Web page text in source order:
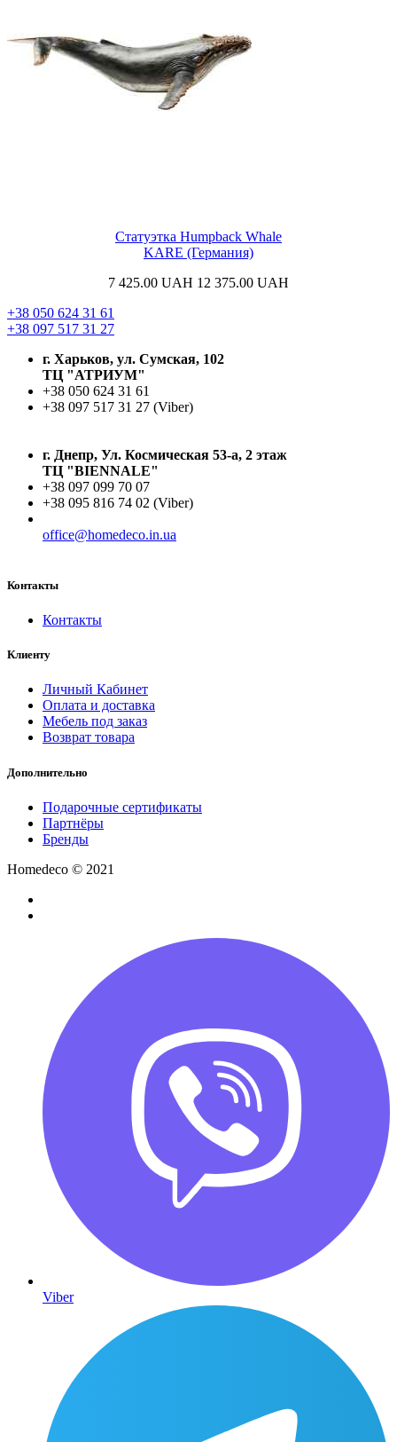
Статуэтка Humpback Whale
KARE (Германия)
7 425.00 UAH 12 375.00 UAH
+38 050 624 31 61
+38 097 517 31 27
г. Харьков, ул. Сумская, 102
ТЦ "АТРИУМ"
+38 050 624 31 61
+38 097 517 31 27 (Viber)
г. Днепр, Ул. Космическая 53-а, 2 этаж
ТЦ "BIENNALE"
+38 097 099 70 07
+38 095 816 74 02 (Viber)
office@homedeco.in.ua
Контакты
Контакты
Клиенту
Личный Кабинет
Оплата и доставка
Мебель под заказ
Возврат товара
Дополнительно
Подарочные сертификаты
Партнёры
Бренды
Homedeco © 2021
Viber